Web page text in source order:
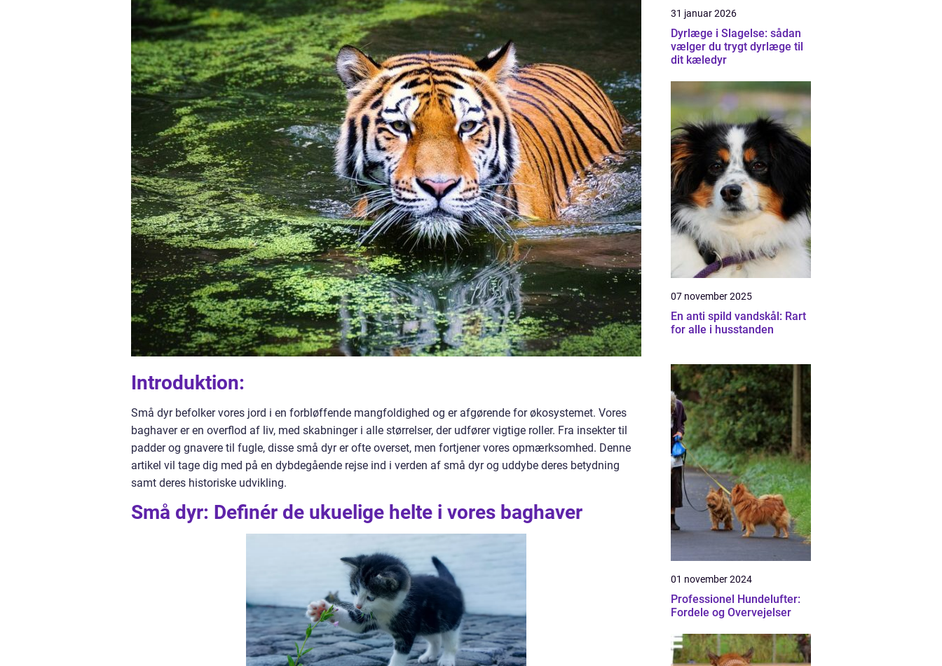
Introduktion:
Små dyr befolker vores jord i en forbløffende mangfoldighed og er afgørende for økosystemet. Vores
baghaver er en overflod af liv, med skabninger i alle størrelser, der udfører vigtige roller. Fra insekter til
padder og gnavere til fugle, disse små dyr er ofte overset, men fortjener vores opmærksomhed. Denne
artikel vil tage dig med på en dybdegående rejse ind i verden af små dyr og uddybe deres betydning
samt deres historiske udvikling.
Små dyr: Definér de ukuelige helte i vores baghaver
31 januar 2026
Dyrlæge i Slagelse: sådan
vælger du trygt dyrlæge til
dit kæledyr
07 november 2025
En anti spild vandskål: Rart
for alle i husstanden
01 november 2024
Professionel Hundelufter:
Fordele og Overvejelser